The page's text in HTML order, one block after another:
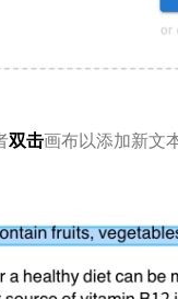
双击画布以添加新文